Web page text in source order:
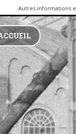
Autres informations